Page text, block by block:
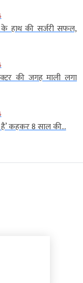
के हाथ की सर्जरी सफल,
की जगह माली लगा
है’ कहकर 8 साल की...